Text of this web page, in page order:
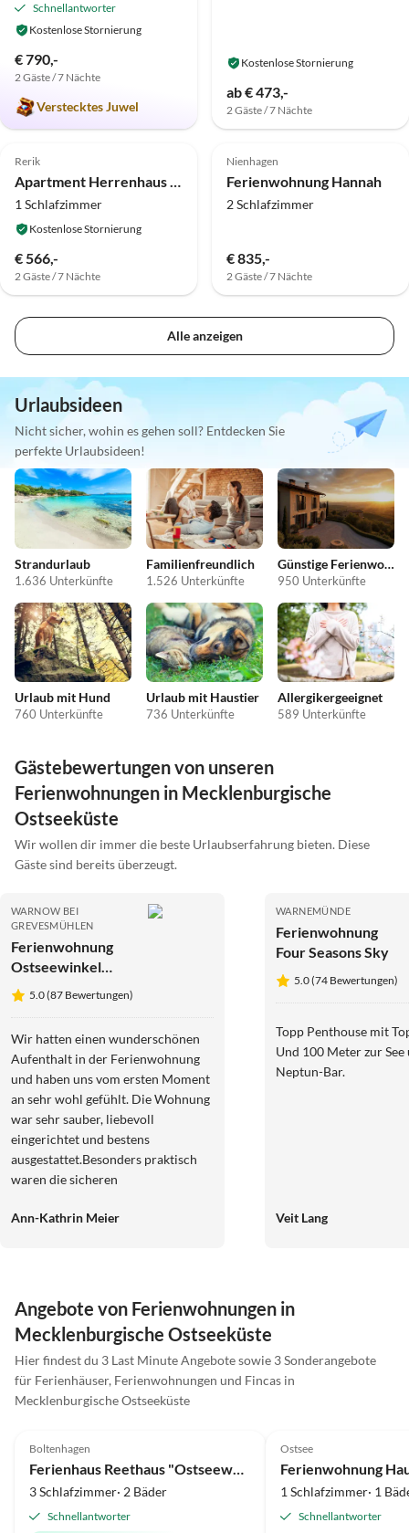
Schnellantworter
Kostenlose Stornierung
€ 790,-
2 Gäste / 7 Nächte
Verstecktes Juwel
Kostenlose Stornierung
ab € 473,-
2 Gäste / 7 Nächte
Top-Inserat
Rerik
Apartment Herrenhaus App. 08
1 Schlafzimmer
Kostenlose Stornierung
€ 566,-
2 Gäste / 7 Nächte
Top-Inserat
Nienhagen
Ferienwohnung Hannah
2 Schlafzimmer
€ 835,-
2 Gäste / 7 Nächte
Alle anzeigen
Urlaubsideen
Nicht sicher, wohin es gehen soll? Entdecken Sie
perfekte Urlaubsideen!
Strandurlaub
1.636 Unterkünfte
Familienfreundlich
1.526 Unterkünfte
Günstige Ferienwohnungen
950 Unterkünfte
Urlaub mit Hund
760 Unterkünfte
Urlaub mit Haustier
736 Unterkünfte
Allergikergeeignet
589 Unterkünfte
Gästebewertungen von unseren
Ferienwohnungen in Mecklenburgische
Ostseeküste
Wir wollen dir immer die beste Urlaubserfahrung bieten. Diese
Gäste sind bereits überzeugt.
WARNOW BEI
GREVESMÜHLEN
Ferienwohnung
Ostseewinkel
Gänseblümchen
5.0 (87 Bewertungen)
Wir hatten einen wunderschönen
Aufenthalt in der Ferienwohnung
und haben uns vom ersten Moment
an sehr wohl gefühlt. Die Wohnung
war sehr sauber, liebevoll
eingerichtet und bestens
ausgestattet.Besonders praktisch
waren die sicheren
E-Bikes sowie die Möglichkeit, diese
Ausflüge. Die Ostsee war mit dem
Fahrrad sehr gut und schnell zu
erreichen, sodass wir viele schöne
Touren unternehmen konnten.
Besonders unsere Kinder hatten
viel Spaß und wir konnten die
die Ferienwohnung
uneingeschränkt weiterempfehlen!
Ann-Kathrin Meier
WARNEMÜNDE
Ferienwohnung
Four Seasons Sky
5.0 (74 Bewertungen)
Topp Penthouse mit
Und 100 Meter zur See
Neptun-Bar.
Veit Lang
Angebote von Ferienwohnungen in
Mecklenburgische Ostseeküste
Hier findest du 3 Last Minute Angebote sowie 3 Sonderangebote
für Ferienhäuser, Ferienwohnungen und Fincas in
Mecklenburgische Ostseeküste
Virtuelle
Tour
Super-Gastgeber
Boltenhagen
3 Schlafzimmer· 2 Bäder
Schnellantworter
Ostsee
1 Schlafzimmer· 1
Schnellantworter